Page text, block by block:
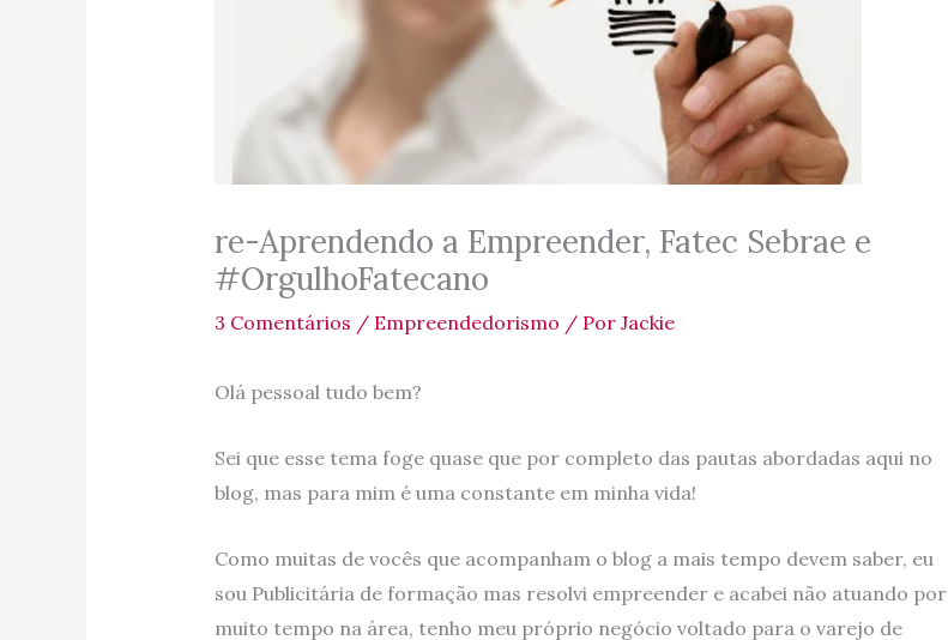
re-Aprendendo a Empreender, Fatec Sebrae e
#OrgulhoFatecano
3 Comentários / Empreendedorismo / Por Jackie
Olá pessoal tudo bem?
Sei que esse tema foge quase que por completo das pautas abordadas aqui no
blog, mas para mim é uma constante em minha vida!
Como muitas de vocês que acompanham o blog a mais tempo devem saber, eu
sou Publicitária de formação mas resolvi empreender e acabei não atuando por
muito tempo na área, tenho meu próprio negócio voltado para o varejo de